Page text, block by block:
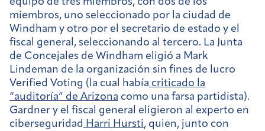
miembros, uno seleccionado por la ciudad de
Windham y otro por el secretario de estado y el
fiscal general, seleccionando al tercero. La Junta
de Concejales de Windham eligió a Mark
Lindeman de la organización sin fines de lucro
Verified Voting (la cual había criticado la
“auditoría” de Arizona como una farsa partidista).
Gardner y el fiscal general eligieron al experto en
ciberseguridad Harri Hursti, quien, junto con